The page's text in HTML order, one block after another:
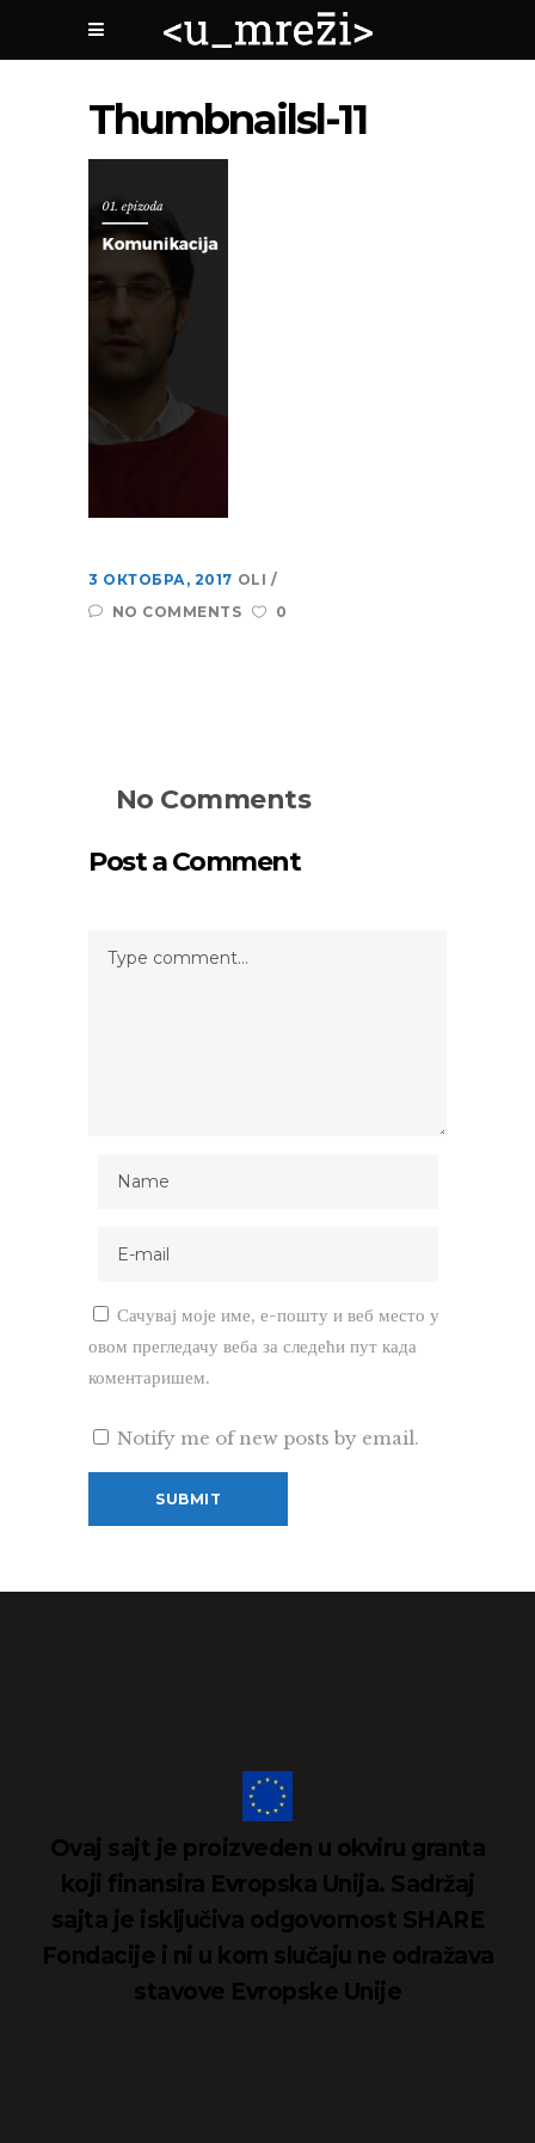
Thumbnailsl-11
3 ОКТОБРА, 2017 OLI
NO COMMENTS
0
No Comments
Post a Comment
Сачувај моје име, е-пошту и веб место у
овом прегледачу веба за следећи пут када
коментаришем.
Notify me of new posts by email.
Ovaj sajt je proizveden u okviru granta
koji finansira Evropska Unija. Sadržaj
sajta je isključiva odgovornost SHARE
Fondacije i ni u kom slučaju ne odražava
stavove Evropske Unije